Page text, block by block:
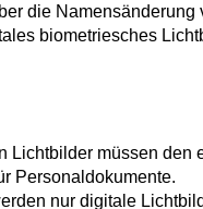
die
biometriesches
Lichtbilder müssen
Personaldokumente.
nur digitale